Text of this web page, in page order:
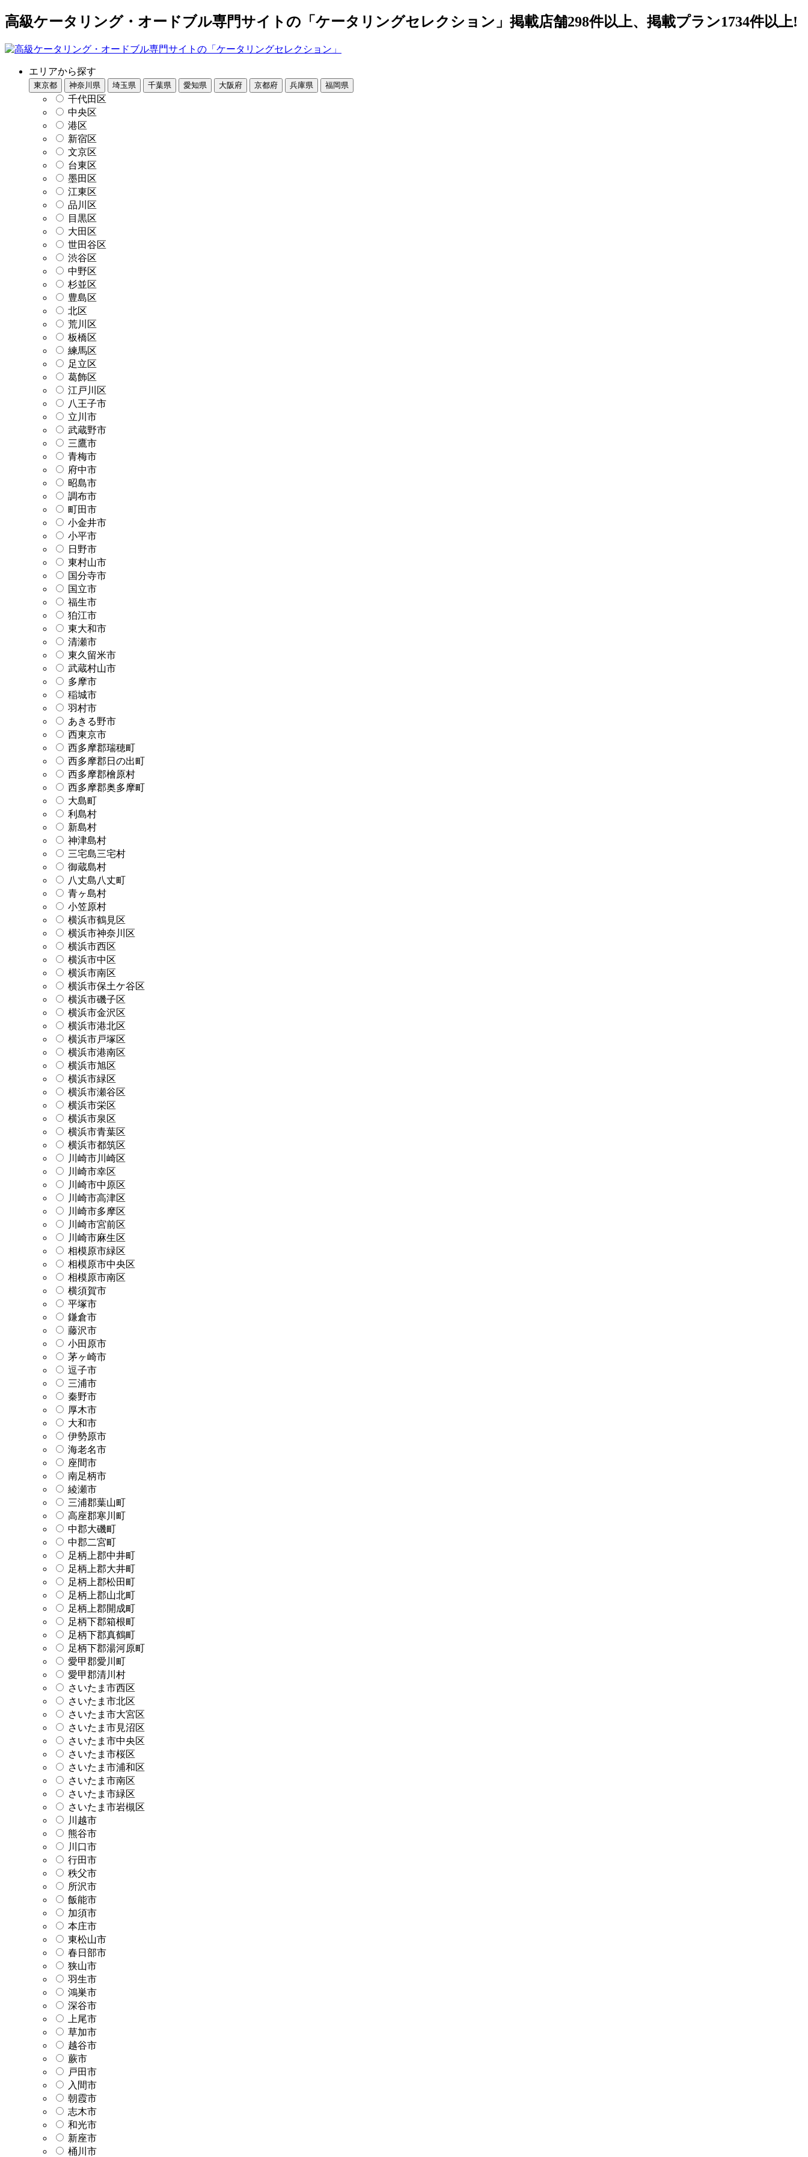
高級ケータリング・オードブル専門サイトの「ケータリングセレクション」掲載店舗298件以上、掲載プラン1734件以上!
エリアから探す
東京都 神奈川県 埼玉県 千葉県 愛知県 大阪府 京都府 兵庫県 福岡県
千代田区
中央区
港区
新宿区
文京区
台東区
墨田区
江東区
品川区
目黒区
大田区
世田谷区
渋谷区
中野区
杉並区
豊島区
北区
荒川区
板橋区
練馬区
足立区
葛飾区
江戸川区
八王子市
立川市
武蔵野市
三鷹市
青梅市
府中市
昭島市
調布市
町田市
小金井市
小平市
日野市
東村山市
国分寺市
国立市
福生市
狛江市
東大和市
清瀬市
東久留米市
武蔵村山市
多摩市
稲城市
羽村市
あきる野市
西東京市
西多摩郡瑞穂町
西多摩郡日の出町
西多摩郡檜原村
西多摩郡奥多摩町
大島町
利島村
新島村
神津島村
三宅島三宅村
御蔵島村
八丈島八丈町
青ヶ島村
小笠原村
横浜市鶴見区
横浜市神奈川区
横浜市西区
横浜市中区
横浜市南区
横浜市保土ケ谷区
横浜市磯子区
横浜市金沢区
横浜市港北区
横浜市戸塚区
横浜市港南区
横浜市旭区
横浜市緑区
横浜市瀬谷区
横浜市栄区
横浜市泉区
横浜市青葉区
横浜市都筑区
川崎市川崎区
川崎市幸区
川崎市中原区
川崎市高津区
川崎市多摩区
川崎市宮前区
川崎市麻生区
相模原市緑区
相模原市中央区
相模原市南区
横須賀市
平塚市
鎌倉市
藤沢市
小田原市
茅ヶ崎市
逗子市
三浦市
秦野市
厚木市
大和市
伊勢原市
海老名市
座間市
南足柄市
綾瀬市
三浦郡葉山町
高座郡寒川町
中郡大磯町
中郡二宮町
足柄上郡中井町
足柄上郡大井町
足柄上郡松田町
足柄上郡山北町
足柄上郡開成町
足柄下郡箱根町
足柄下郡真鶴町
足柄下郡湯河原町
愛甲郡愛川町
愛甲郡清川村
さいたま市西区
さいたま市北区
さいたま市大宮区
さいたま市見沼区
さいたま市中央区
さいたま市桜区
さいたま市浦和区
さいたま市南区
さいたま市緑区
さいたま市岩槻区
川越市
熊谷市
川口市
行田市
秩父市
所沢市
飯能市
加須市
本庄市
東松山市
春日部市
狭山市
羽生市
鴻巣市
深谷市
上尾市
草加市
越谷市
蕨市
戸田市
入間市
朝霞市
志木市
和光市
新座市
桶川市